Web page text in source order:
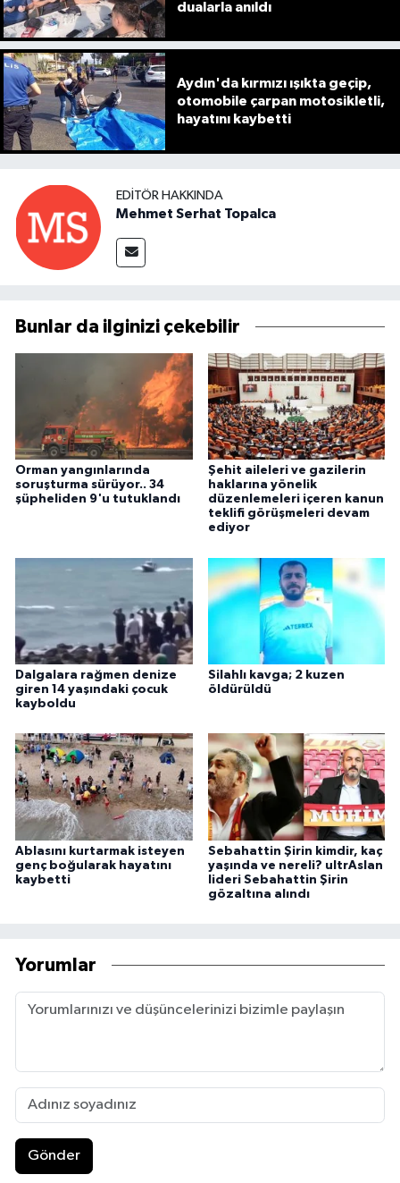
dualarla anıldı
Aydın'da kırmızı ışıkta geçip,
otomobile çarpan motosikletli,
hayatını kaybetti
EDITÖR HAKKINDA
Mehmet Serhat Topalca
Bunlar da ilginizi çekebilir
Orman yangınlarında
soruşturma sürüyor.. 34
şüpheliden 9'u tutuklandı
Şehit aileleri ve gazilerin
haklarına yönelik
düzenlemeleri içeren kanun
teklifi görüşmeleri devam
ediyor
Dalgalara rağmen denize
giren 14 yaşındaki çocuk
kayboldu
Silahlı kavga; 2 kuzen
öldürüldü
Ablasını kurtarmak isteyen
genç boğularak hayatını
kaybetti
Sebahattin Şirin kimdir, kaç
yaşında ve nereli? ultrAslan
lideri Sebahattin Şirin
gözaltına alındı
Yorumlar
Gönder